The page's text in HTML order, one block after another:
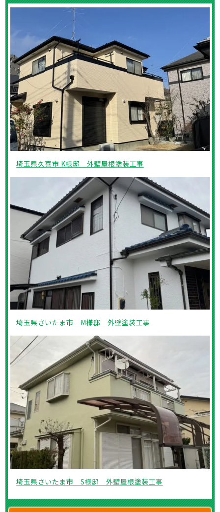
埼玉県久喜市 K様邸 外壁屋根塗装工事
埼玉県さいたま市 M様邸 外壁塗装工事
埼玉県さいたま市 S様邸 外壁屋根塗装工事